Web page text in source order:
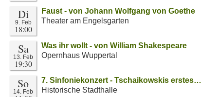
Di
9. Feb
18:00
Faust - von Johann Wolfgang von Goethe
Theater am Engelsgarten
Sa
13. Feb
19:30
Was ihr wollt - von William Shakespeare
Opernhaus Wuppertal
So
14. Feb
7. Sinfoniekonzert - Tschaikowskis erstes…
Historische Stadthalle